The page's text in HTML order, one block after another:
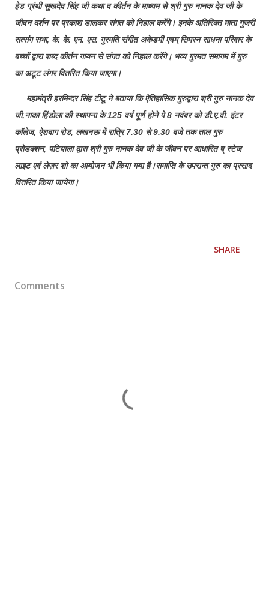
हेड ग्रंथी सुखदेव सिंह जी कथा व कीर्तन के माध्यम से श्री गुरु नानक देव जी के
जीवन दर्शन पर प्रकाश डालकर संगत को निहाल करेंगे। इनके अतिरिक्त माता गुजरी
सत्संग सभा, के. के. एन. एस. गुरमति संगीत अकेडमी एवम् सिमरन साधना परिवार के
बच्चों द्वारा शब्द कीर्तन गायन से संगत को निहाल करेंगे। भव्य गुरमत समागम में गुरु
का अटूट लंगर वितरित किया जाएगा।
महामंत्री हरमिन्दर सिंह टीटू ने बताया कि ऐतिहासिक गुरुद्वारा श्री गुरु नानक देव
जी,नाका हिंडोला की स्थापना के 125 वर्ष पूर्ण होने पे 8 नवंबर को डी.ए.वी. इंटर
कॉलेज, ऐशबाग रोड, लखनऊ में रात्रि 7.30 से 9.30 बजे तक ताल गुरु
प्रोडक्शन, पटियाला द्वारा श्री गुरु नानक देव जी के जीवन पर आधारित ष् स्टेज
लाइट एवं लेज़र शो का आयोजन भी किया गया है।समाप्ति के उपरान्त गुरु का प्रसाद
वितरित किया जायेगा।
SHARE
Comments